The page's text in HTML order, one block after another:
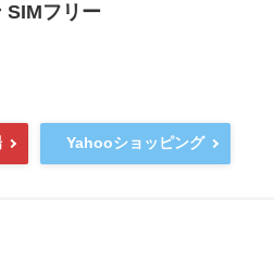
SIMフリー
Yahooショッピング